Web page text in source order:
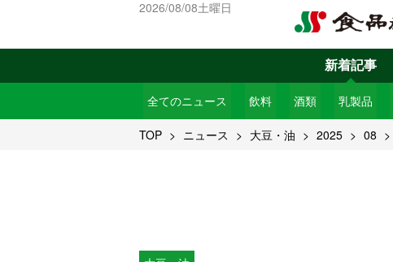
2026/08/08土曜日
新着記事
全てのニュース 飲料 酒類 乳製品
TOP ニュース 大豆・油 2025 08